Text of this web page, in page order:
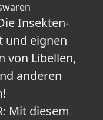
Insekten-
und eignen
von Libellen,
anderen
Mit diesem